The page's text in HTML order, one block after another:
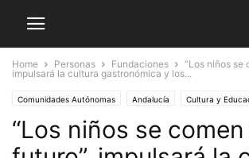
Home Personas Fundaciones
“Los niños se
impulsará la cultura gastronómica y los...
Comunidades Autónomas Andalucía Cultura y
Fundaciones
“Los niños se comen